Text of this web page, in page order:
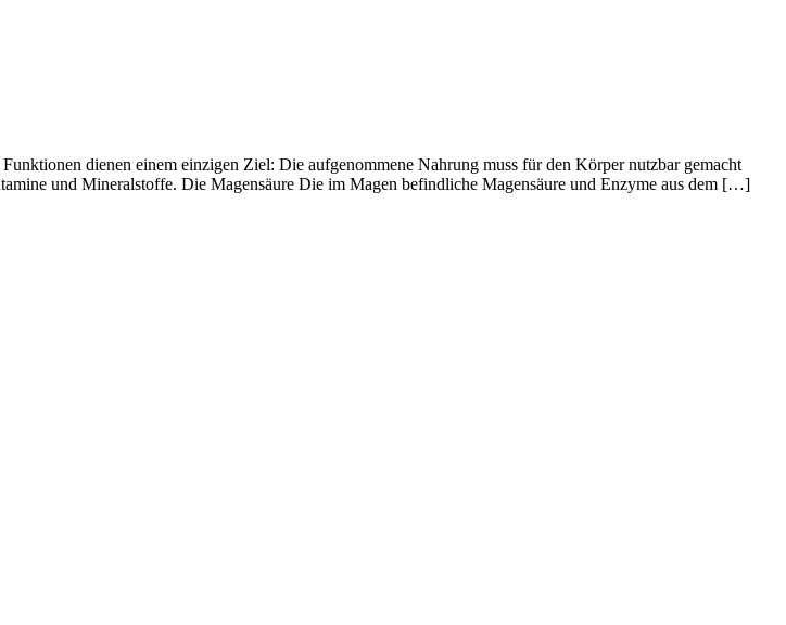
dienen einem einzigen Ziel: Die aufgenommene Nahrung muss für den Körper nutzbar gemacht
und Mineralstoffe. Die Magensäure Die im Magen befindliche Magensäure und Enzyme aus dem […]